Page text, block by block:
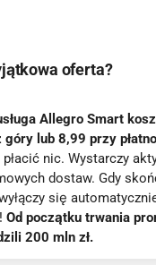
oferta?
Allegro Smart
góry lub 8,99 przy
nic. Wystarczy
dostaw. Gdy
się
Od początku trwania
200 mln zł.